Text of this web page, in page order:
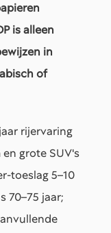
is alleen
in
of
rijervaring
grote SUV's
toeslag 5–10
70–75 jaar;